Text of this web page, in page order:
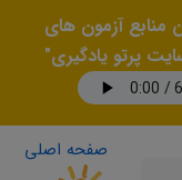
منابع آزمون های
پرتو یادگیری"
صفحه اصلی